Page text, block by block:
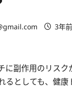
3年前
に副作用のリス
るとしても、健